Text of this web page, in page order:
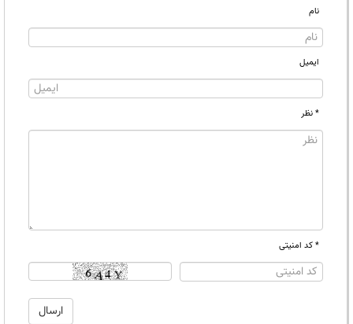
نام
ایمیل
* نظر
* کد امنیتی